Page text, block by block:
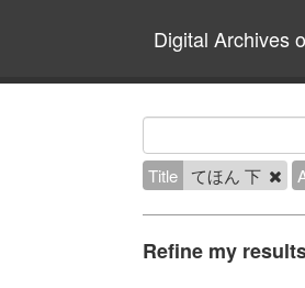
Digital Archives
Title てほん 下
Refine my